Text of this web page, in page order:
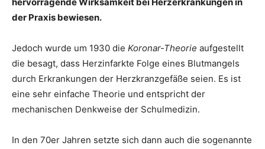
der Praxis bewiesen.
Jedoch wurde um 1930 die Koronar-Theorie aufgestellt
die besagt, dass Herzinfarkte Folge eines Blutmangels
durch Erkrankungen der Herzkranzgefäße seien. Es ist
eine sehr einfache Theorie und entspricht der
mechanischen Denkweise der Schulmedizin.
In den 70er Jahren setzte sich dann auch die sogenannte